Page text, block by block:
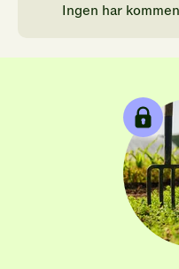
Ingen har